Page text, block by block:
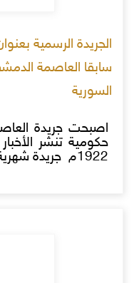
الجريدة الرسمية
السورية
اصبحت جريدة
حكومية تنشر
1922م جريدة شهرية بعد ان كانت اسبوعية.